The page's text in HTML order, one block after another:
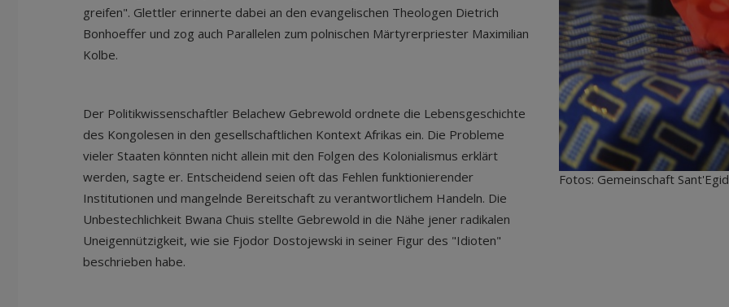
greifen". Glettler erinnerte dabei an den evangelischen Theologen Dietrich
Bonhoeffer und zog auch Parallelen zum polnischen Märtyrerpriester Maximilian
Kolbe.
Der Politikwissenschaftler Belachew Gebrewold ordnete die Lebensgeschichte
des Kongolesen in den gesellschaftlichen Kontext Afrikas ein. Die Probleme
vieler Staaten könnten nicht allein mit den Folgen des Kolonialismus erklärt
werden, sagte er. Entscheidend seien oft das Fehlen funktionierender
Institutionen und mangelnde Bereitschaft zu verantwortlichem Handeln. Die
Unbestechlichkeit Bwana Chuis stellte Gebrewold in die Nähe jener radikalen
Uneigennützigkeit, wie sie Fjodor Dostojewski in seiner Figur des "Idioten"
beschrieben habe.
Fotos: Gemeinschaft